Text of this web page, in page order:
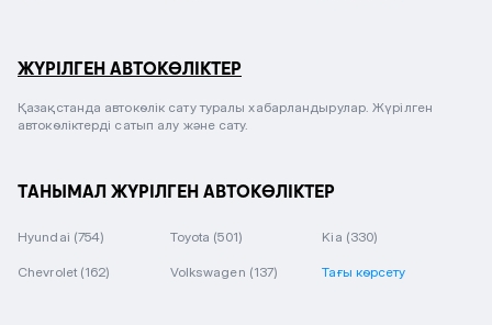
ЖҮРІЛГЕН АВТОКӨЛІКТЕР
Қазақстанда автокөлік сату туралы хабарландырулар. Жүрілген
автокөліктерді сатып алу және сату.
ТАНЫМАЛ ЖҮРІЛГЕН АВТОКӨЛІКТЕР
Hyundai (754) Toyota (501) Kia (330)
Chevrolet (162) Volkswagen (137) Тағы көрсету